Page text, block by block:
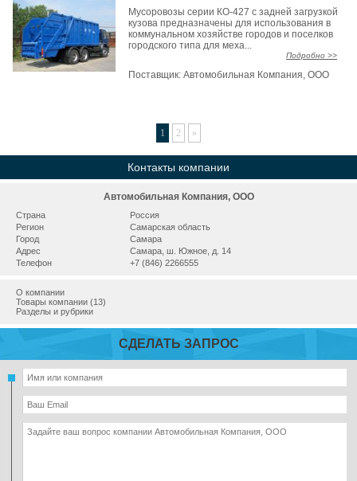
Мусоровозы серии КО-427 с задней загрузкой
кузова предназначены для использования в
коммунальном хозяйстве городов и поселков
городского типа для меха...
Подробно >>
Поставщик:Автомобильная Компания, ООО
1 2 »
Контакты компании
Автомобильная Компания, ООО
Страна
Россия
Регион
Самарская область
Город
Самара
Адрес
Самара, ш. Южное, д. 14
Телефон
+7 (846) 2266555
О компании
Товары компании (13)
Разделы и рубрики
СДЕЛАТЬ ЗАПРОС